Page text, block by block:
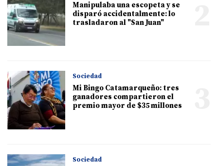
Manipulaba una escopeta y se
disparó accidentalmente: lo
trasladaron al "San Juan"
Sociedad
Mi Bingo Catamarqueño: tres
ganadores compartieron el
premio mayor de $35 millones
Sociedad